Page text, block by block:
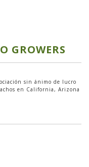
GROWERS
sin ánimo de lucro
en California, Arizona